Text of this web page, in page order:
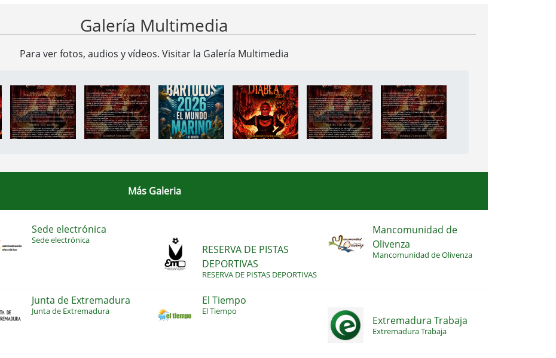
Galería Multimedia
Para ver fotos, audios y vídeos. Visitar la Galería Multimedia
Más Galeria
Sede electrónica
Sede electrónica
RESERVA DE PISTAS
DEPORTIVAS
RESERVA DE PISTAS DEPORTIVAS
Mancomunidad de
Olivenza
Mancomunidad de Olivenza
Junta de Extremadura
Junta de Extremadura
El Tiempo
El Tiempo
Extremadura Trabaja
Extremadura Trabaja